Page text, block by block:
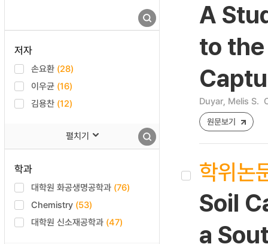
저자
손요환 (28)
이우균 (16)
김용찬 (12)
펼치기
학과
대학원 화공생명공학과 (76)
Chemistry (53)
대학원 신소재공학과 (47)
A
to
Duyar, Melis S.
원문보기
학위논
Soil
a